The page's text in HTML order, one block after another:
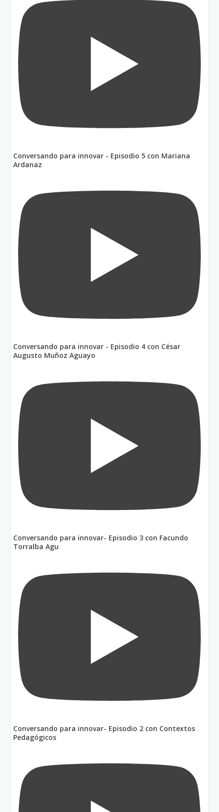
Conversando para innovar - Episodio 5 con Mariana
Ardanaz
Conversando para innovar - Episodio 4 con César
Augusto Muñoz Aguayo
Conversando para innovar- Episodio 3 con Facundo
Torralba Agu
Conversando para innovar- Episodio 2 con Contextos
Pedagógicos